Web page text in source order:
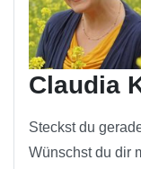
Claudia
Steckst du
Wünschst du dir